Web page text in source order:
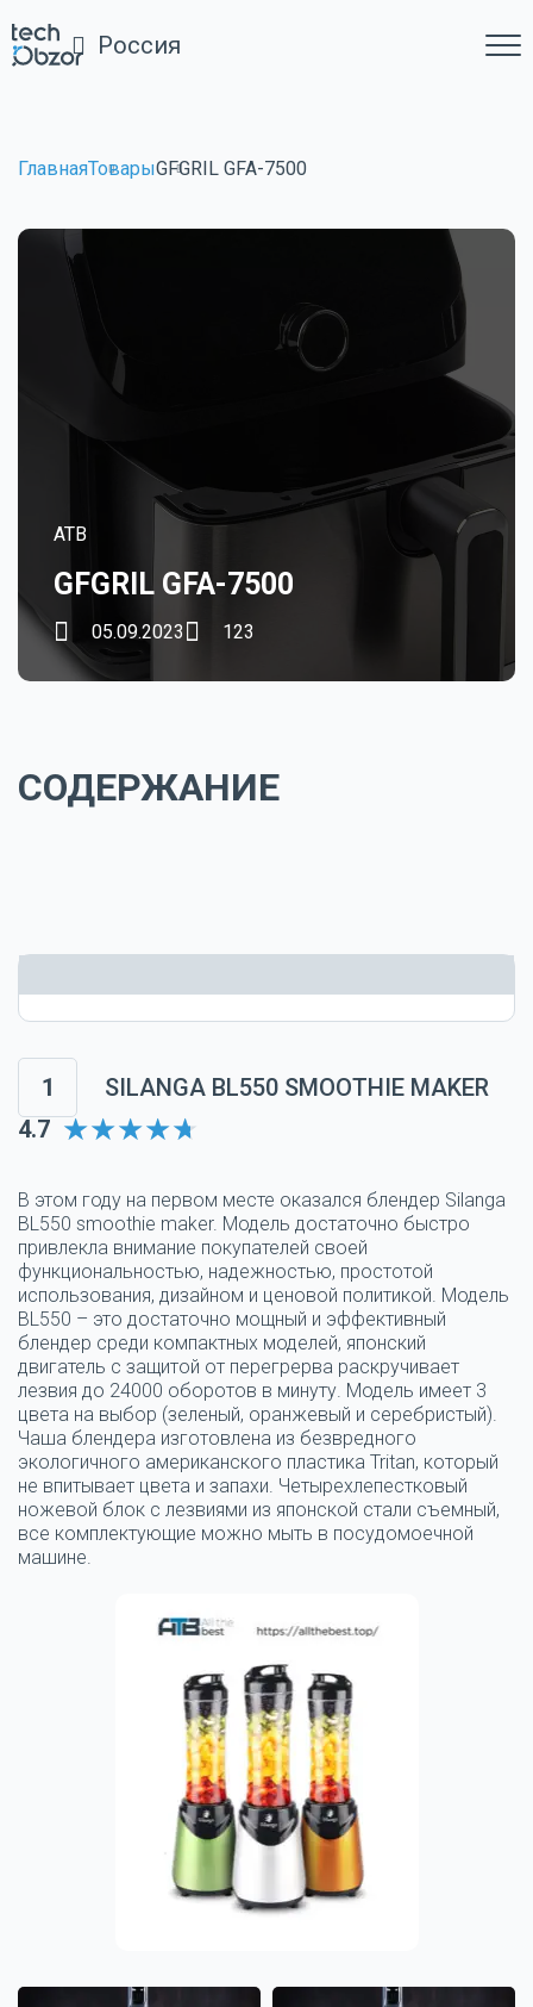
Россия
ГлавнаяТоварыGFGRIL GFA-7500
ATB
GFGRIL GFA-7500
05.09.2023 123
СОДЕРЖАНИЕ
1
SILANGA BL550 SMOOTHIE MAKER
4.7
В этом году на первом месте оказался блендер Silanga
BL550 smoothie maker. Модель достаточно быстро
привлекла внимание покупателей своей
функциональностью, надежностью, простотой
использования, дизайном и ценовой политикой. Модель
BL550 – это достаточно мощный и эффективный
блендер среди компактных моделей, японский
двигатель с защитой от перегрерва раскручивает
лезвия до 24000 оборотов в минуту. Модель имеет 3
цвета на выбор (зеленый, оранжевый и серебристый).
Чаша блендера изготовлена из безвредного
экологичного американского пластика Tritan, который
не впитывает цвета и запахи. Четырехлепестковый
ножевой блок с лезвиями из японской стали съемный,
все комплектующие можно мыть в посудомоечной
машине.